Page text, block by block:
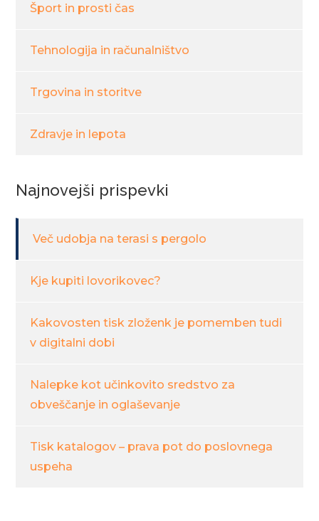
Šport in prosti čas
Tehnologija in računalništvo
Trgovina in storitve
Zdravje in lepota
Najnovejši prispevki
Več udobja na terasi s pergolo
Kje kupiti lovorikovec?
Kakovosten tisk zloženk je pomemben tudi
v digitalni dobi
Nalepke kot učinkovito sredstvo za
obveščanje in oglaševanje
Tisk katalogov – prava pot do poslovnega
uspeha